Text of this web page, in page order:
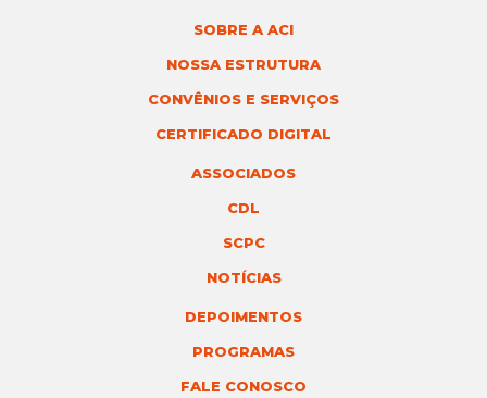
SOBRE A ACI
NOSSA ESTRUTURA
CONVÊNIOS E SERVIÇOS
CERTIFICADO DIGITAL
ASSOCIADOS
CDL
SCPC
NOTÍCIAS
DEPOIMENTOS
PROGRAMAS
FALE CONOSCO